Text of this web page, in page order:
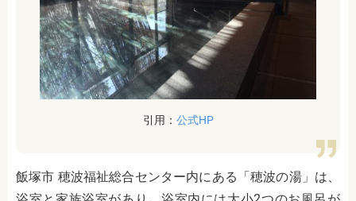
引用： 公式HP
飯塚市 穂波福祉総合センター内にある「穂波の湯」は、